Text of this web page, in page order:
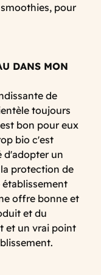
pour
DANS MON
de
toujours
bon pour eux
bio c'est
d'adopter un
protection de
offre bonne et
et du
et un vrai point